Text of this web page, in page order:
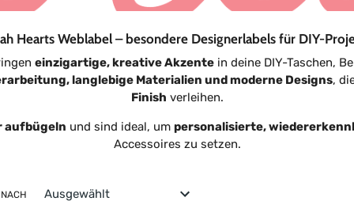
u
n
:
Hearts Weblabel – besondere Designerlabels für DIY-
einzigartige, kreative Akzentein deine DIY-Taschen,
langlebige Materialien und moderne Designs,
Finish verleihen.
aufbügeln und sind ideal, um personalisierte,
Accessoires zu setzen.